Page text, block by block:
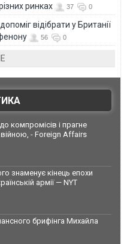
ринках
37 0
відібрати у Британії
56 0
компромісів і прагне
війною, - Foreign Affairs
знаменує кінець епохи
армії — NYT
брифінга Михайла